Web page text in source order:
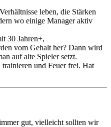
leben, die Stärken
wo einige Manager aktiv
30 Jahren+,
vom Gehalt her? Dann wird
auf alte Spieler setzt.
und Feuer frei. Hat
gut, vielleicht sollten wir